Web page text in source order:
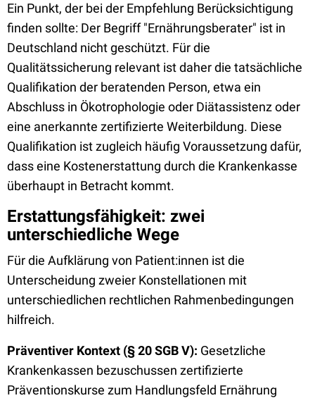
Ein Punkt, der bei der Empfehlung Berücksichtigung
finden sollte: Der Begriff "Ernährungsberater" ist in
Deutschland nicht geschützt. Für die
Qualitätssicherung relevant ist daher die tatsächliche
Qualifikation der beratenden Person, etwa ein
Abschluss in Ökotrophologie oder Diätassistenz oder
eine anerkannte zertifizierte Weiterbildung. Diese
Qualifikation ist zugleich häufig Voraussetzung dafür,
dass eine Kostenerstattung durch die Krankenkasse
überhaupt in Betracht kommt.
Erstattungsfähigkeit: zwei
unterschiedliche Wege
Für die Aufklärung von Patient:innen ist die
Unterscheidung zweier Konstellationen mit
unterschiedlichen rechtlichen Rahmenbedingungen
hilfreich.
Präventiver Kontext (§ 20 SGB V): Gesetzliche
Krankenkassen bezuschussen zertifizierte
Präventionskurse zum Handlungsfeld Ernährung